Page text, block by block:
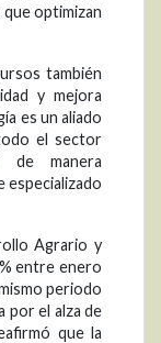
optimizan
también
y mejora
es un aliado
el sector
de manera
Agrario y
entre enero
periodo
por el alza de
que la